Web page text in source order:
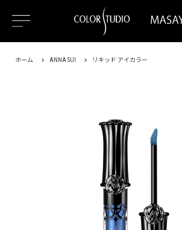
ホーム ANNA SUI リキッド アイカラー